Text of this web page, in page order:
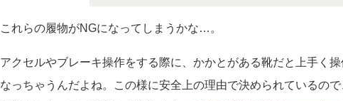
これらの履物がNGになってしまうかな…。
アクセルやブレーキ操作をする際に、かかとがある靴だと上手く
なっちゃうんだよね。この様に安全上の理由で決められているの